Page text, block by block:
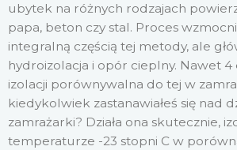
ubytek na różnych rodzajach
papa, beton czy stal. Proces
integralną częścią tej metody, ale
hydroizolacja i opór cieplny. Nawet 4
izolacji porównywalna do tej w
kiedykolwiek zastanawiałeś się nad
zamrażarki? Działa ona skutecznie,
temperaturze -23 stopni C w